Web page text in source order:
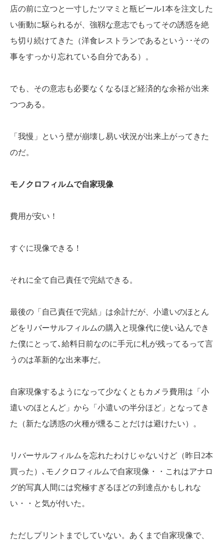
店の前に立つと一寸したツマミと瓶ビール1本を注文した
い衝動に駆られるが、強靱な意志でもってその誘惑を絶
ち切り続けてきた（洋食レストランであるという･･その
事をすっかり忘れている自分である）。
でも、その意志も必要なくなるほど経済的な余裕が出来
つつある。
「我慢」という壁が崩壊し易い状況が出来上がってきた
のだ。
モノクロフィルムで自家現像
費用が安い！
すぐに現像できる！
それに全て自己責任で完結できる。
最後の「自己責任で完結」は余計だが、小遣いのほとん
どをリバーサルフィルムの購入と現像代に使い込んでき
た僕にとって､給料日前なのに手元に札が残ってるって言
うのは革新的な出来事だ。
自家現像するようになって少なくともカメラ費用は「小
遣いのほとんど」から「小遣いの半分ほど」となってき
た（新たな誘惑の火種が燻ることだけは避けたい）。
リバーサルフィルムを忘れたわけじゃないけど（昨日2本
買った）､モノクロフィルムで自家現像・・これはアナロ
グ的写真人間には究極すぎるほどの到達点かもしれな
い・・と気が付いた。
ただしプリントまでしていない。あくまで自家現像で、